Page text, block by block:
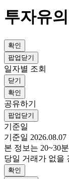
투자유
확인
팝업닫기
일자별 조회
닫기
확인
공유하기
팝업닫기
기준일
기준일 2026.08.07
본 정보는 20~30
당일 거래가 없을
확인